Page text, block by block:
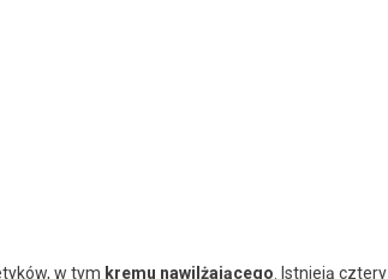
w tym kremu nawilżającego . Istnieją cztery